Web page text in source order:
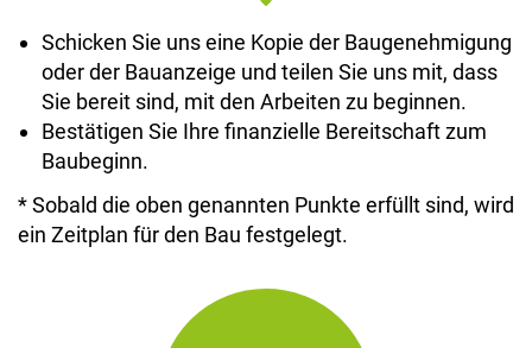
Schicken Sie uns eine Kopie der Baugenehmigung
oder der Bauanzeige und teilen Sie uns mit, dass
Sie bereit sind, mit den Arbeiten zu beginnen.
Bestätigen Sie Ihre finanzielle Bereitschaft zum
Baubeginn.
* Sobald die oben genannten Punkte erfüllt sind, wird
ein Zeitplan für den Bau festgelegt.